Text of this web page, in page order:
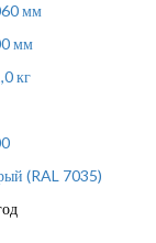
мм
мм
кг
(RAL 7035)